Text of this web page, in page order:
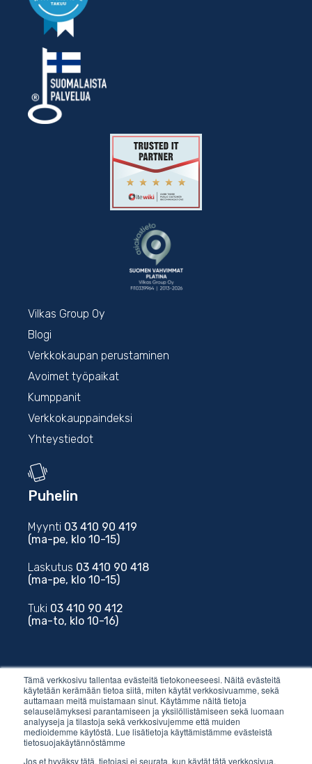
Tämä verkkosivu tallentaa evästeitä tietokoneeseesi. Näitä evästeitä
käytetään kerämään tietoa siitä, miten käytät verkkosivuamme, sekä
auttamaan meitä muistamaan sinut. Käytämme näitä tietoja
selauselämyksesi parantamiseen ja yksilöllistämiseen sekä luomaan
analyyseja ja tilastoja sekä verkkosivujemme että muiden
medioidemme käytöstä. Lue lisätietoja käyttämistämme evästeistä
tietosuojakäytännöstämme
Jos et hyväksy tätä, tietojasi ei seurata, kun käytät tätä verkkosivua.
Vilkas Group Oy
Blogi
Verkkokaupan perustaminen
Avoimet työpaikat
Kumppanit
Verkkokauppaindeksi
Yhteystiedot
Puhelin
Myynti 03 410 90 419
(ma-pe, klo 10-15)
Laskutus 03 410 90 418
(ma-pe, klo 10-15)
Tuki 03 410 90 412
(ma-to, klo 10-16)
Sähköposti
myynti@vilkas.fi